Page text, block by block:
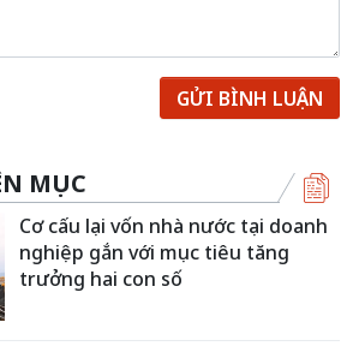
GỬI BÌNH LUẬN
MỤC
Cơ cấu lại vốn nhà nước tại doanh
nghiệp gắn với mục tiêu tăng
trưởng hai con số